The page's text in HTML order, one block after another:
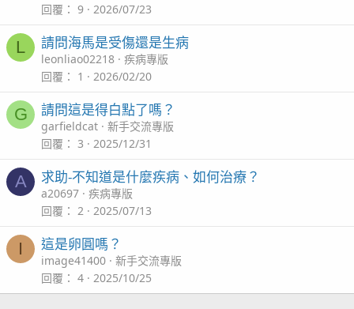
回覆
9 2026/07/23
L 請問海馬是受傷還是生病
leonliao02218
疾病專版
回覆
1 2026/02/20
G 請問這是得白點了嗎？
garfieldcat
新手交流專版
回覆
3 2025/12/31
A 求助-不知道是什麼疾病、如何治療？
a20697
疾病專版
回覆
2 2025/07/13
I 這是卵圓嗎？
image41400
新手交流專版
回覆
4 2025/10/25